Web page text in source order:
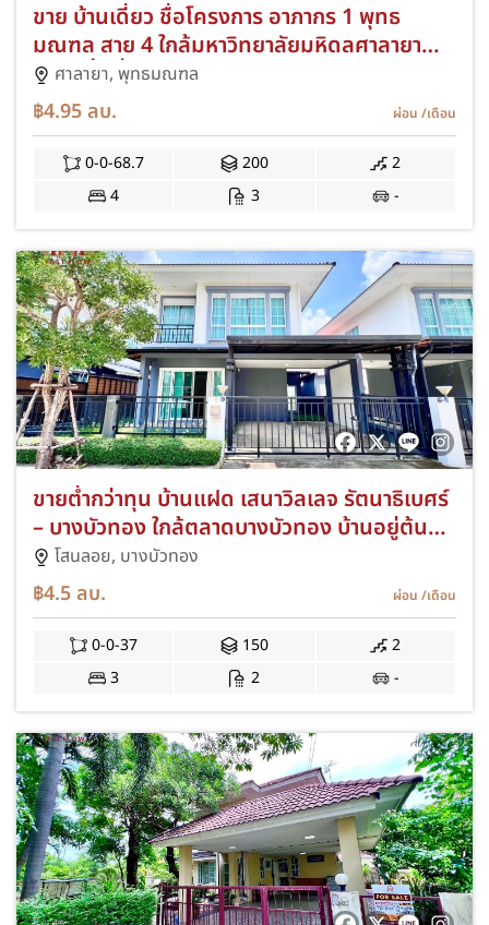
ขาย บ้านเดี่ยว ชื่อโครงการ อาภากร 1 พุทธ
มณฑล สาย 4 ใกล้มหาวิทยาลัยมหิดลศาลายา
บ้านมีพื้นที่สวนหน้าบ้านกว้าง ต่อเติมห้องครัว
ห้องอเนกประสงค์และหลังคาโรงรถ
ศาลายา, พุทธมณฑล
฿4.95ลบ. ผ่อน /เดือน
0-0-68.7 200
2
4
3 -
ขายต่ำกว่าทุน บ้านแฝด เสนาวิลเลจ รัตนาธิเบศร์
– บางบัวทอง ใกล้ตลาดบางบัวทอง บ้านอยู่ต้น
โครงการ ติดถนนเมน ใกล้คลับเฮ้าส์ ต่อเติมครัว
โสนลอย, บางบัวทอง
฿4.5ลบ. ผ่อน /เดือน
0-0-37 150
2
3
2 -